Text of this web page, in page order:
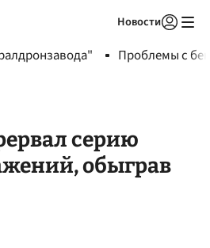
Новости
Проблемы с
серию
обыграв